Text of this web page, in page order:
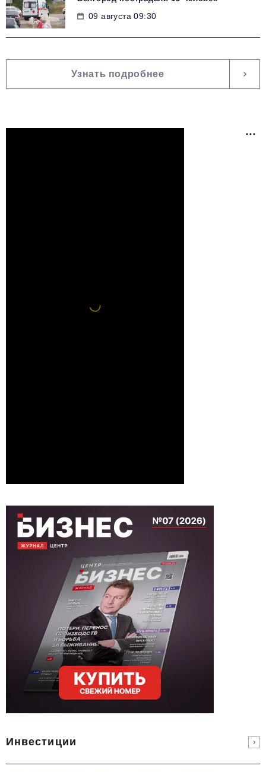
09 августа 09:30
Узнать подробнее
Инвестиции